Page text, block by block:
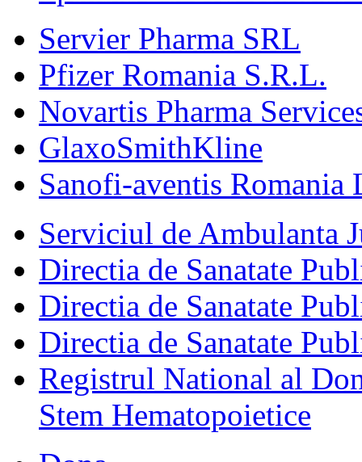
Servier Pharma SRL
Pfizer Romania S.R.L.
Novartis Pharma
GlaxoSmithKline
Sanofi-aventis Romania
Serviciul de Ambulanta
Directia de Sanatate
Directia de Sanatate
Directia de Sanatate
Registrul National al
Stem Hematopoietice